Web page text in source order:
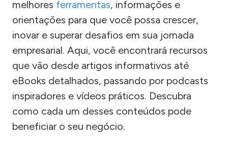
melhores ferramentas, informações e
orientações para que você possa crescer,
inovar e superar desafios em sua jornada
empresarial. Aqui, você encontrará recursos
que vão desde artigos informativos até
eBooks detalhados, passando por podcasts
inspiradores e vídeos práticos. Descubra
como cada um desses conteúdos pode
beneficiar o seu negócio.